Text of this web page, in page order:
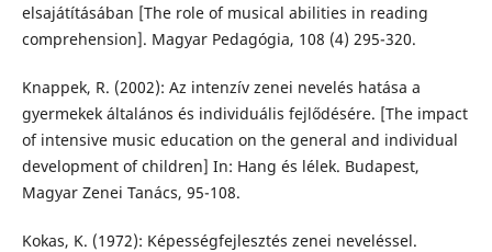
elsajátításában [The role of musical abilities in reading
comprehension]. Magyar Pedagógia, 108 (4) 295-320.
Knappek, R. (2002): Az intenzív zenei nevelés hatása a
gyermekek általános és individuális fejlődésére. [The impact
of intensive music education on the general and individual
development of children] In: Hang és lélek. Budapest,
Magyar Zenei Tanács, 95-108.
Kokas, K. (1972): Képességfejlesztés zenei neveléssel.